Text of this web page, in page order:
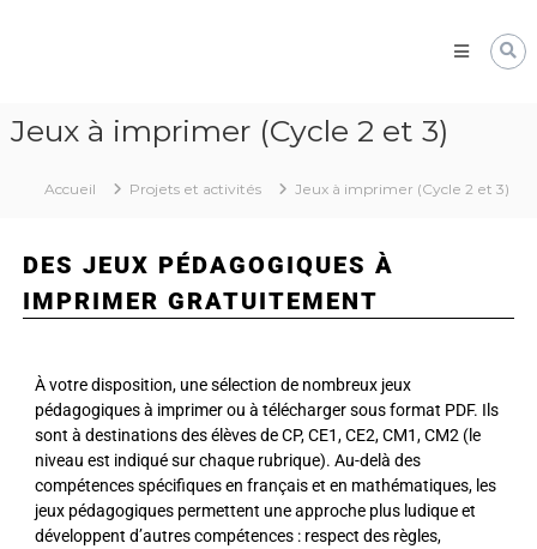
les
Jeux à imprimer (Cycle 2 et 3)
Accueil Projets et activités Jeux à imprimer (Cycle 2 et 3)
DES JEUX PÉDAGOGIQUES À
IMPRIMER GRATUITEMENT
À votre disposition, une sélection de nombreux jeux
pédagogiques à imprimer ou à télécharger sous format PDF. Ils
sont à destinations des élèves de CP, CE1, CE2, CM1, CM2 (le
niveau est indiqué sur chaque rubrique). Au-delà des
compétences spécifiques en français et en mathématiques, les
jeux pédagogiques permettent une approche plus ludique et
développent d’autres compétences : respect des règles,